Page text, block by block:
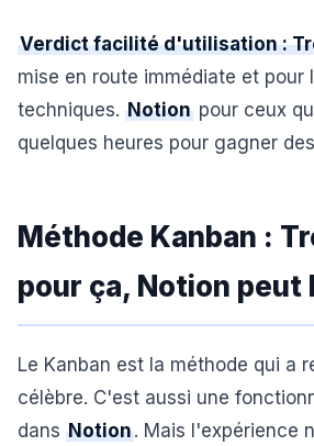
Verdict facilité d'utilisation :
mise en route immédiate et pour
techniques. Notion pour ceux
quelques heures pour gagner
Méthode Kanban :
pour ça, Notion peut
Le Kanban est la méthode qui a
célèbre. C'est aussi une
dans Notion. Mais l'expérience